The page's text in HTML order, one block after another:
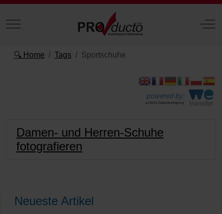
Mobile Menu Toggle Off-
🔍 Home Tags Sportschuhe
powered by:
einfache Datenübertragung
Damen- und Herren-Schuhe
fotografieren
Neueste Artikel